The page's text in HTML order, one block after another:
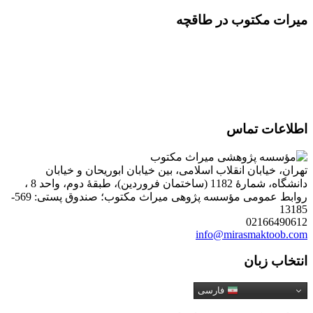
میرات مکتوب در طاقچه
اطلاعات تماس
تهران، خیابان انقلاب اسلامی، بین خیابان ابوریحان و خیابان
دانشگاه، شمارۀ 1182 (ساختمان فروردین)، طبقۀ دوم، واحد 8 ،
روابط عمومی مؤسسه پژوهی میراث مکتوب؛ صندوق پستی: 569-
13185
02166490612
info@mirasmaktoob.com
انتخاب زبان
فارسی